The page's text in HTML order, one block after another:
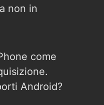
non in
come
Android?